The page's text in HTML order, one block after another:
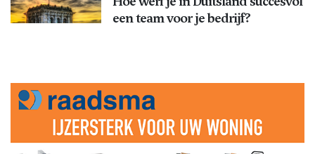
een team voor je bedrijf?